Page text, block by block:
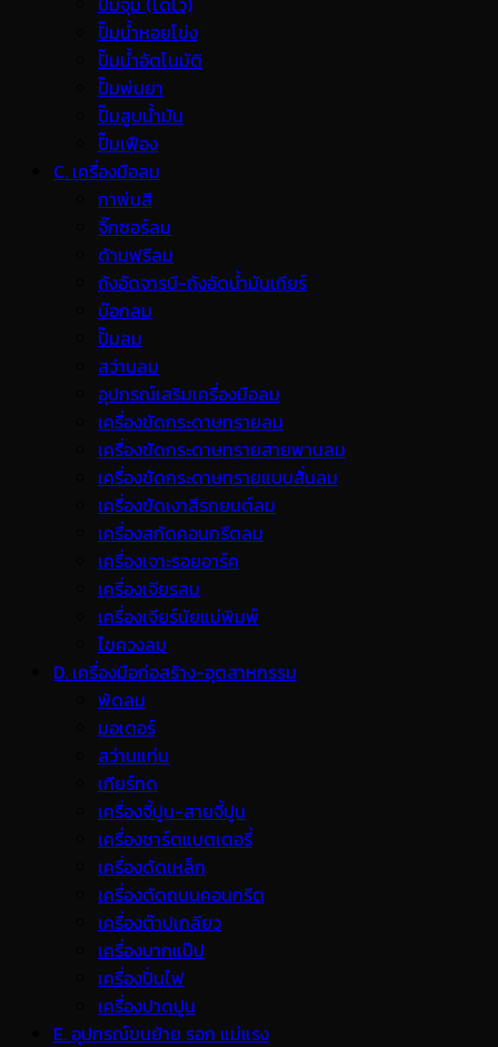
ปั๊มน้ำหอยโข่ง
ปั๊มน้ำอัตโนมัติ
ปั๊มพ่นยา
ปั๊มสูบน้ำมัน
ปั๊มเฟือง
C. เครื่องมือลม
กาพ่นสี
จิ๊กซอร์ลม
ด้ามฟรีลม
ถังอัดจารบี-ถังอัดน้ำมันเกียร์
บ๊อกลม
ปั๊มลม
สว่านลม
อุปกรณ์เสริมเครื่องมือลม
เครื่องขัดกระดาษทรายลม
เครื่องขัดกระดาษทรายสายพานลม
เครื่องขัดกระดาษทรายแบบสั่นลม
เครื่องขัดเงาสีรถยนต์ลม
เครื่องสกัดคอนกรีตลม
เครื่องเจาะรอยอาร์ค
เครื่องเจียรลม
เครื่องเจียร์นัยแม่พิมพ์
ไขควงลม
D. เครื่องมือก่อสร้าง-อุตสาหกรรม
พ้ดลม
มอเตอร์
สว่านแท่น
เกียร์ทด
เครื่องจี้ปูน-สายจี้ปูน
เครื่องชาร์ตแบตเตอรี่
เครื่องดัดเหล็ก
เครื่องตัดถนนคอนกรีต
เครื่องต๊าปเกลียว
เครื่องบากแป๊ป
เครื่องปั่นไฟ
เครื่องปาดปูน
E. อุปกรณ์ขนย้าย รอก แม่แรง